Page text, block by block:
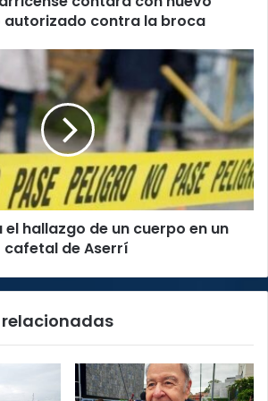
contra la broca
el hallazgo de un cuerpo en un
cafetal de Aserrí